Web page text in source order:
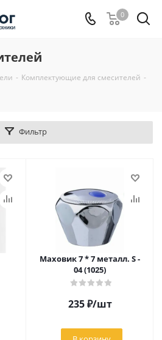
0
- Комплектующие для смесителей -
Фильтр
Маховик 7 * 7 металл. S -
04 (1025)
235₽/шт